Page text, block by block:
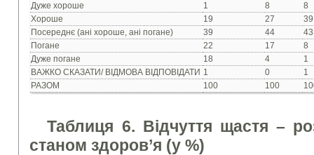
Дуже хороше
1 8
8
Хороше
19 27
39
Посереднє (ані хороше, ані погане)
39 44
43
Погане
22 17
8
Дуже погане
18 4
1
ВАЖКО СКАЗАТИ/ ВІДМОВА ВІДПОВІДАТИ 1 0
1
РАЗОМ
100 100
Таблиця 6. Відчуття щастя –
станом здоров’я (у %)